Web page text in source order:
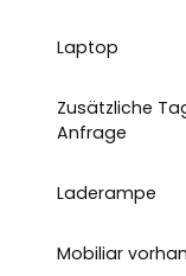
Laptop
Zusätzliche
Anfrage
Laderampe
Mobiliar